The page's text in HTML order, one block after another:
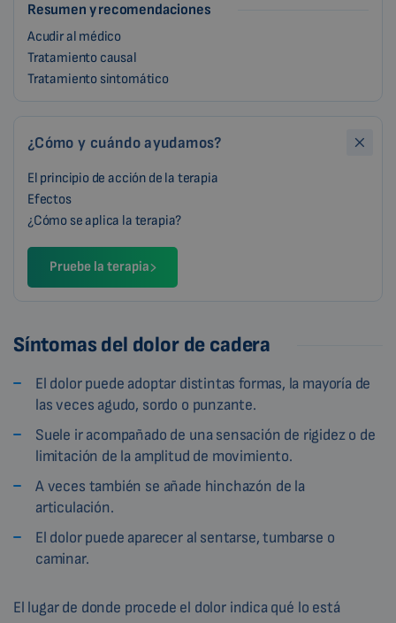
Resumen y recomendaciones
Acudir al médico
Tratamiento causal
Tratamiento sintomático
¿Cómo y cuándo ayudamos?
El principio de acción de la terapia
Efectos
¿Cómo se aplica la terapia?
Pruebe la terapia
Síntomas del dolor de cadera
El dolor puede adoptar distintas formas, la mayoría de
las veces agudo, sordo o punzante.
Suele ir acompañado de una sensación de rigidez o de
limitación de la amplitud de movimiento.
A veces también se añade hinchazón de la
articulación.
El dolor puede aparecer al sentarse, tumbarse o
caminar.
El lugar de donde procede el dolor indica qué lo está